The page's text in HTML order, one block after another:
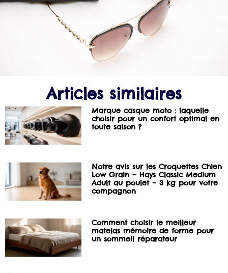
Articles similaires
Marque casque moto : laquelle
choisir pour un confort optimal en
toute saison ?
Notre avis sur les Croquettes Chien
Low Grain – Hays Classic Medium
Adult au poulet – 3 kg pour votre
compagnon
Comment choisir le meilleur
matelas mémoire de forme pour
un sommeil réparateur